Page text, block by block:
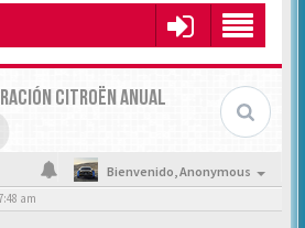
CITROËN ANUAL
Bienvenido,Anonymous
am